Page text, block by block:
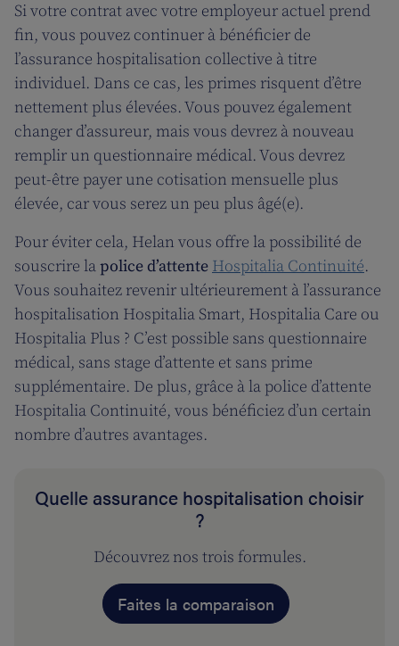
Si votre contrat avec votre employeur actuel prend
fin, vous pouvez continuer à bénéficier de
l’assurance hospitalisation collective à titre
individuel. Dans ce cas, les primes risquent d’être
nettement plus élevées. Vous pouvez également
changer d’assureur, mais vous devrez à nouveau
remplir un questionnaire médical. Vous devrez
peut-être payer une cotisation mensuelle plus
élevée, car vous serez un peu plus âgé(e).
Pour éviter cela, Helan vous offre la possibilité de
souscrire lapolice d’attente Hospitalia Continuité.
Vous souhaitez revenir ultérieurement à l’assurance
hospitalisation Hospitalia Smart, Hospitalia Care ou
Hospitalia Plus ? C’est possible sans questionnaire
médical, sans stage d’attente et sans prime
supplémentaire. De plus, grâce à la police d’attente
Hospitalia Continuité, vous bénéficiez d’un certain
nombre d’autres avantages.
Quelle assurance hospitalisation choisir
?
Découvrez nos trois formules.
Faites la comparaison